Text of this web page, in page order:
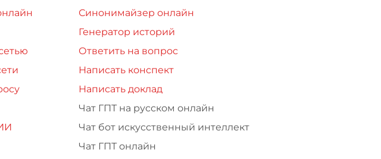
Синонимайзер онлайн
Генератор историй
Ответить на вопрос
Написать конспект
Написать доклад
Чат ГПТ на русском онлайн
Чат бот искусственный интеллект
Чат ГПТ онлайн